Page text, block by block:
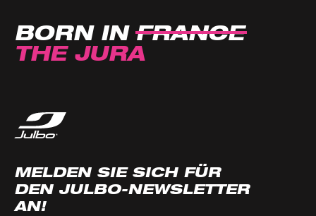
BORN IN FRANCE
THE JURA
MELDEN SIE SICH FÜR
DEN JULBO-NEWSLETTER
AN!